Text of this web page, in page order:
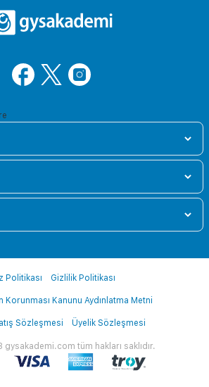
tüm hakları saklıdır.
Politikası Gizlilik Politikası
Korunması Kanunu Aydınlatma Metni
Sözleşmesi Üyelik Sözleşmesi